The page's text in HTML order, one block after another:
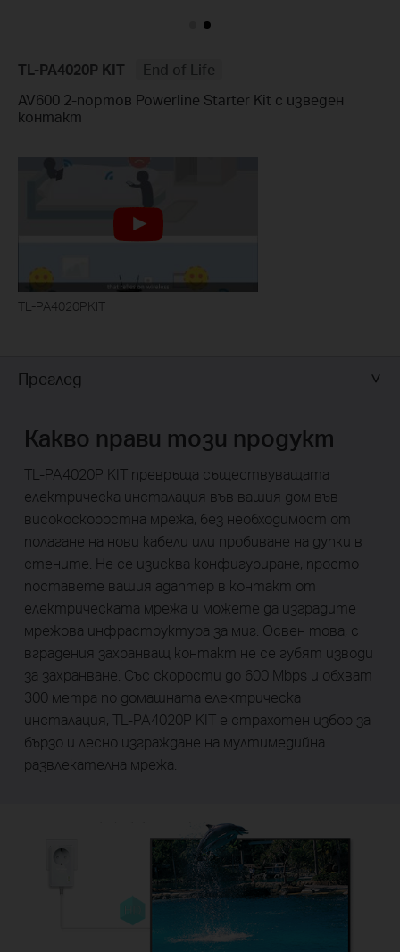
TL-PA4020P KIT
End of Life
AV600 2-портов Powerline Starter Kit с изведен
контакт
TL-PA4020PKIT
Преглед
Какво прави този продукт
TL-PA4020P KIT превръща съществуващата
електрическа инсталация във вашия дом във
високоскоростна мрежа, без необходимост от
полагане на нови кабели или пробиване на дупки в
стените. Не се изисква конфигуриране, просто
поставете вашия адаптер в контакт от
електрическата мрежа и можете да изградите
мрежова инфраструктура за миг. Освен това, с
вградения захранващ контакт не се губят изводи
за захранване. Със скорости до 600 Mbps и обхват
300 метра по домашната електрическа
инсталация, TL-PA4020P KIT е страхотен избор за
бързо и лесно изграждане на мултимедийна
развлекателна мрежа.